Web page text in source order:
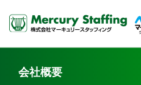
会社概要